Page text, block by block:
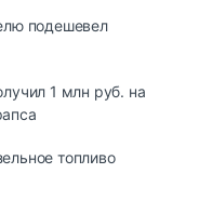
подешевел
1 млн руб. на
топливо